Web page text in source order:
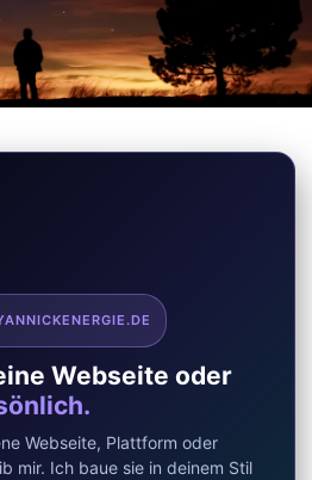
Webseite oder
Webseite, Plattform oder
mir. Ich baue sie in deinem Stil